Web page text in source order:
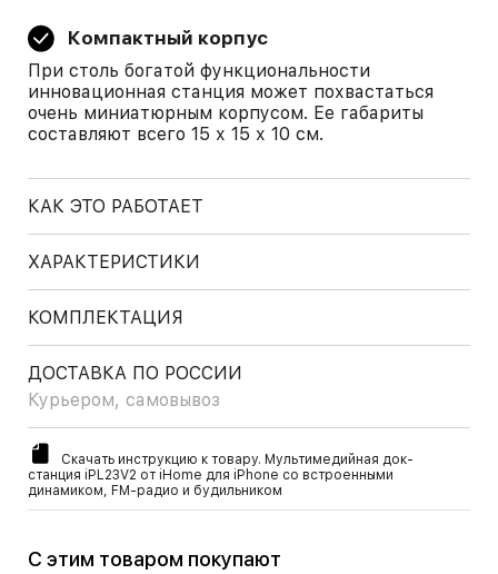
Компактный корпус
При столь богатой функциональности
инновационная станция может похвастаться
очень миниатюрным корпусом. Ее габариты
составляют всего 15 х 15 х 10 см.
КАК ЭТО РАБОТАЕТ
ХАРАКТЕРИСТИКИ
КОМПЛЕКТАЦИЯ
ДОСТАВКА ПО РОССИИ
Курьером, самовывоз
Скачать инструкцию к товару. Мультимедийная док-
станция iPL23V2 от iHome для iPhone со встроенными
динамиком, FM-радио и будильником
С этим товаром покупают